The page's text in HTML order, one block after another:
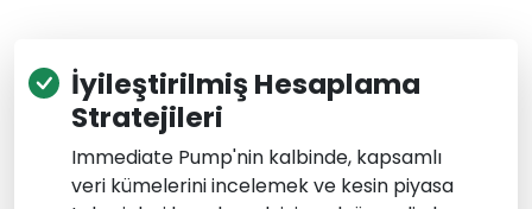
İyileştirilmiş Hesaplama
Stratejileri
Immediate Pump'nin kalbinde, kapsamlı
veri kümelerini incelemek ve kesin piyasa